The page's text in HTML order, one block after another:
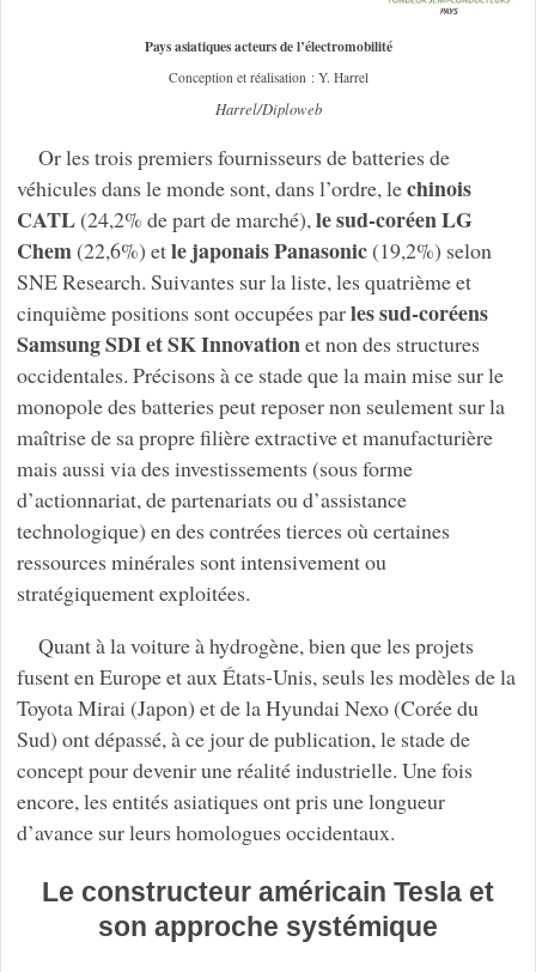
Pays asiatiques acteurs de l’électromobilité
Conception et réalisation : Y. Harrel
Harrel/Diploweb
Or les trois premiers fournisseurs de batteries de
véhicules dans le monde sont, dans l’ordre, lechinois
CATL(24,2% de part de marché),le sud-coréen LG
Chem(22,6%) etle japonais Panasonic(19,2%) selon
SNE Research. Suivantes sur la liste, les quatrième et
cinquième positions sont occupées parles sud-coréens
Samsung SDI et SK Innovationet non des structures
occidentales. Précisons à ce stade que la main mise sur le
monopole des batteries peut reposer non seulement sur la
maîtrise de sa propre filière extractive et manufacturière
mais aussi via des investissements (sous forme
d’actionnariat, de partenariats ou d’assistance
technologique) en des contrées tierces où certaines
ressources minérales sont intensivement ou
stratégiquement exploitées.
Quant à la voiture à hydrogène, bien que les projets
fusent en Europe et aux États-Unis, seuls les modèles de la
Toyota Mirai (Japon) et de la Hyundai Nexo (Corée du
Sud) ont dépassé, à ce jour de publication, le stade de
concept pour devenir une réalité industrielle. Une fois
encore, les entités asiatiques ont pris une longueur
d’avance sur leurs homologues occidentaux.
Le constructeur américain Tesla et
son approche systémique